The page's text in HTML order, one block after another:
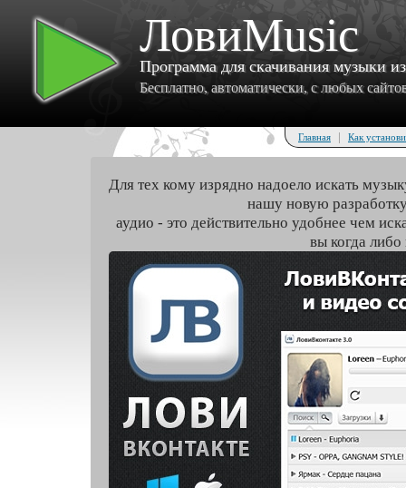
ЛовиMusic
Программа для скачивания музыки
Бесплатно, автоматически, с любых
Главная | Как
Для тех кому изрядно надоело искать
нашу новую
аудио - это действительно удобнее чем
вы когда либо